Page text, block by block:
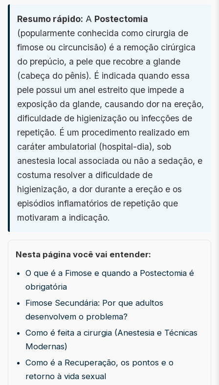
Resumo rápido: A Postectomia
(popularmente conhecida como cirurgia de
fimose ou circuncisão) é a remoção cirúrgica
do prepúcio, a pele que recobre a glande
(cabeça do pênis). É indicada quando essa
pele possui um anel estreito que impede a
exposição da glande, causando dor na ereção,
dificuldade de higienização ou infecções de
repetição. É um procedimento realizado em
caráter ambulatorial (hospital-dia), sob
anestesia local associada ou não a sedação, e
costuma resolver a dificuldade de
higienização, a dor durante a ereção e os
episódios inflamatórios de repetição que
motivaram a indicação.
Nesta página você vai entender:
O que é a Fimose e quando a Postectomia é
obrigatória
Fimose Secundária: Por que adultos
desenvolvem o problema?
Como é feita a cirurgia (Anestesia e Técnicas
Modernas)
Como é a Recuperação, os pontos e o
retorno à vida sexual